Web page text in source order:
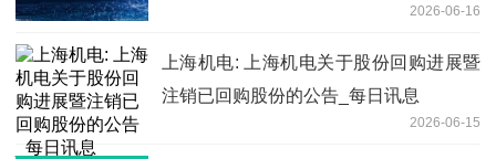
2026-06-16
上海机电: 上海机电关于股份回购进展暨
注销已回购股份的公告_每日讯息
2026-06-15